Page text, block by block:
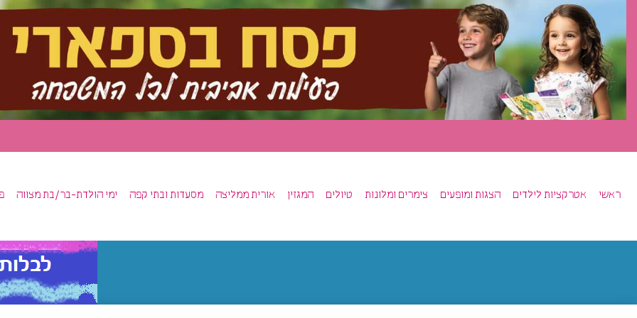
ראשי אטרקציות לילדים הצגות ומופעים צימרים ומלונות טיולים המגזין אורית ממליצה מסעדות ובתי קפה ימי הולדת-בר/בת מצווה